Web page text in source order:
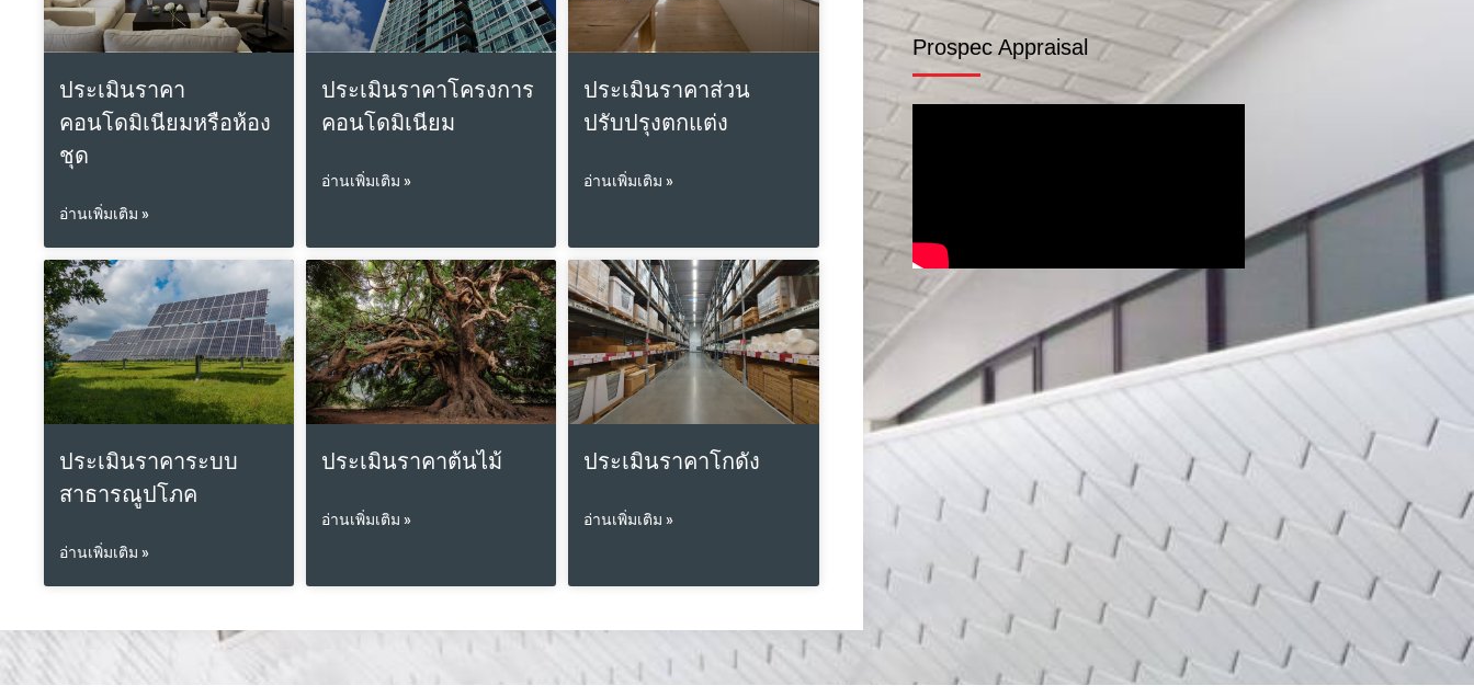
ประเมินราคา
คอนโดมิเนียมหรือห้อง
ชุด
อ่านเพิ่มเติม »
ประเมินราคาโครงการ
คอนโดมิเนียม
อ่านเพิ่มเติม »
ประเมินราคาส่วน
ปรับปรุงตกแต่ง
อ่านเพิ่มเติม »
ประเมินราคาระบบ
สาธารณูปโภค
อ่านเพิ่มเติม »
ประเมินราคาต้นไม้
อ่านเพิ่มเติม »
ประเมินราคาโกดัง
อ่านเพิ่มเติม »
Prospec Appraisal